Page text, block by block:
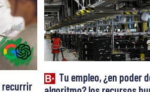
recurrir
Tu empleo, ¿en poder